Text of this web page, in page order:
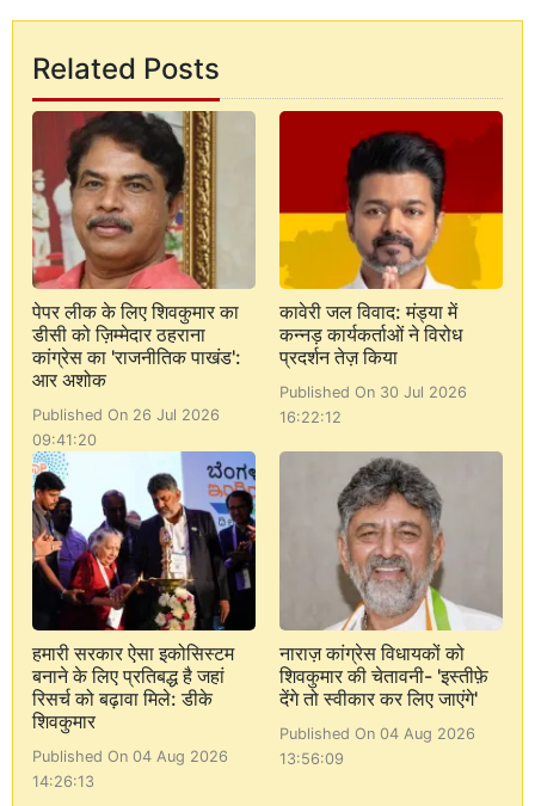
Related Posts
पेपर लीक के लिए शिवकुमार का
डीसी को ज़िम्मेदार ठहराना
कांग्रेस का 'राजनीतिक पाखंड':
आर अशोक
Published On 26 Jul 2026
09:41:20
कावेरी जल विवाद: मंड्या में
कन्नड़ कार्यकर्ताओं ने विरोध
प्रदर्शन तेज़ किया
Published On 30 Jul 2026
16:22:12
हमारी सरकार ऐसा इकोसिस्टम
बनाने के लिए प्रतिबद्ध है जहां
रिसर्च को बढ़ावा मिले: डीके
शिवकुमार
Published On 04 Aug 2026
14:26:13
नाराज़ कांग्रेस विधायकों को
शिवकुमार की चेतावनी- 'इस्तीफ़े
देंगे तो स्वीकार कर लिए जाएंगे'
Published On 04 Aug 2026
13:56:09